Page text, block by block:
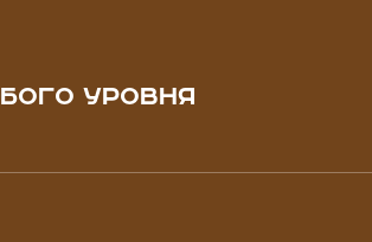
УРОВНЯ